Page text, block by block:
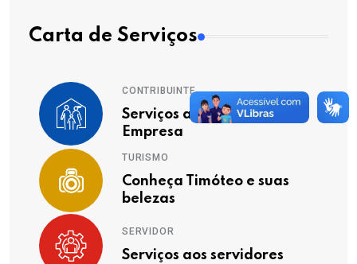
Carta de Serviços
CONTRIBUINTE
Serviços ao Cidadão e
Empresa
TURISMO
Conheça Timóteo e suas
belezas
SERVIDOR
Serviços aos servidores